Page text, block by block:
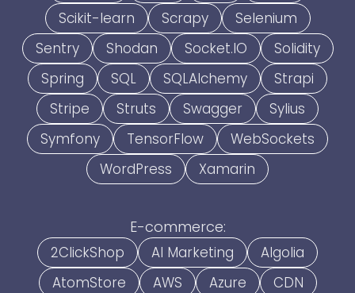
Scikit-learn
Scrapy
Selenium
Sentry
Shodan Socket.IO
Solidity
Spring
SQL SQLAlchemy
Strapi
Stripe
Struts Swagger
Sylius
Symfony
TensorFlow
WebSockets
WordPress
Xamarin
E-commerce:
2ClickShop AI Marketing
Algolia
AtomStore
AWS Azure
CDN